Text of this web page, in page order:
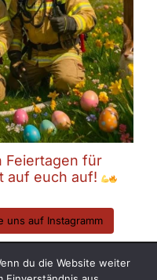
Feiertagen für
auf euch auf!
uns auf Instagramm
Ampass
du die Website weiter